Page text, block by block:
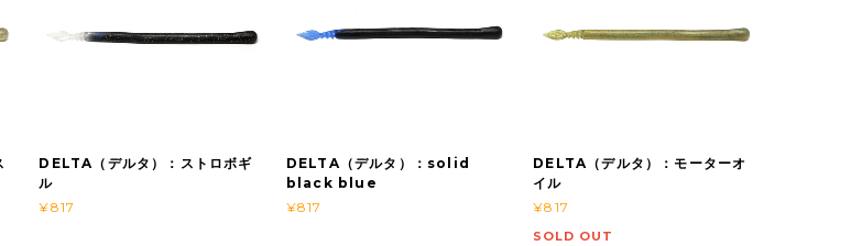
DELTA（デルタ）：ストロボギ
ル
¥817
DELTA（デルタ）：solid
black blue
¥817
DELTA（デルタ）：モーターオ
イル
¥817
SOLD OUT